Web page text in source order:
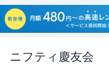
ニフティ慶友会